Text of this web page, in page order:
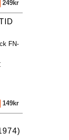
249kr
FN-
149kr